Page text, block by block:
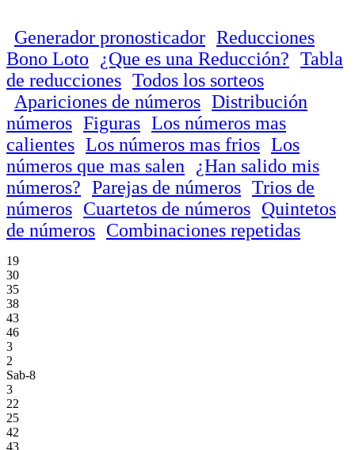
Generador pronosticador Reducciones
Bono Loto
¿Que es una Reducción? Tabla
de reducciones Todos los sorteos
Apariciones de números Distribución
números Figuras Los números mas
calientes Los números mas frios Los
números que mas salen
¿Han salido mis
números? Parejas de números Trios de
números Cuartetos de números Quintetos
de números Combinaciones repetidas
19
30
35
38
43
46
3
2
Sab-8
3
22
25
42
43